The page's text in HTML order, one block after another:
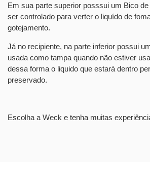
Em sua parte superior posssui um Bico
ser controlado para verter o liquído de
gotejamento.
Já no recipiente, na parte inferior possui
usada como tampa quando não estiver
dessa forma o liquido que estará dentro
preservado.
Escolha a Weck e tenha muitas